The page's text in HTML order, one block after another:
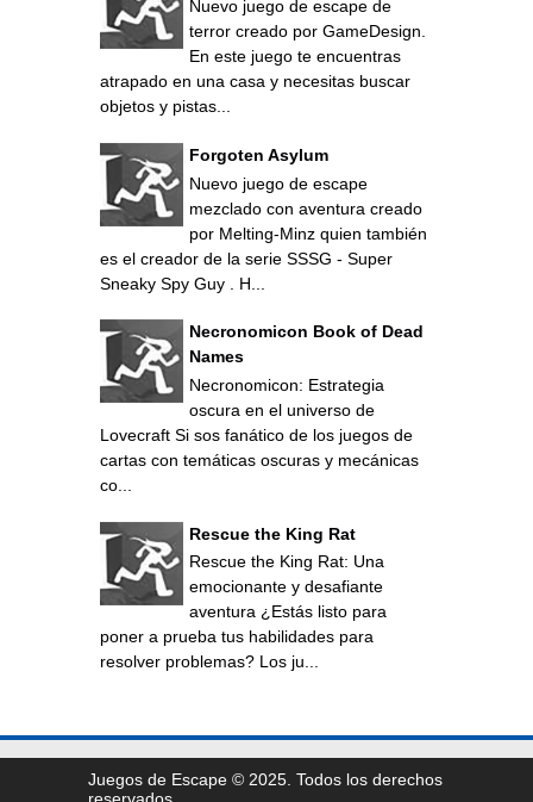
Nuevo juego de escape de
terror creado por GameDesign.
En este juego te encuentras
atrapado en una casa y necesitas buscar
objetos y pistas...
Forgoten Asylum
Nuevo juego de escape
mezclado con aventura creado
por Melting-Minz quien también
es el creador de la serie SSSG - Super
Sneaky Spy Guy . H...
Necronomicon Book of Dead
Names
Necronomicon: Estrategia
oscura en el universo de
Lovecraft Si sos fanático de los juegos de
cartas con temáticas oscuras y mecánicas
co...
Rescue the King Rat
Rescue the King Rat: Una
emocionante y desafiante
aventura ¿Estás listo para
poner a prueba tus habilidades para
resolver problemas? Los ju...
Juegos de Escape © 2025. Todos los derechos